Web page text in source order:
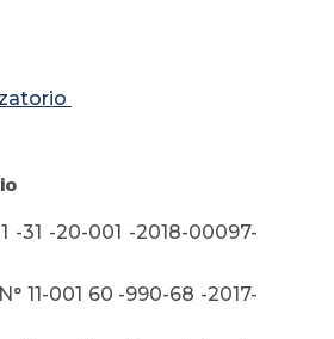
-31 -20-001 -2018-00097-
11-001 60 -990-68 -2017-